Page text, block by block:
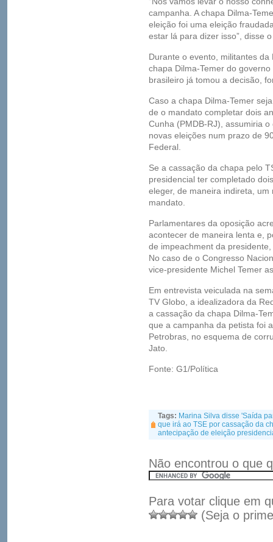
campanha. A chapa Dilma-
eleição foi uma eleição
estar lá para dizer isso”, disse
Durante o evento, militantes
chapa Dilma-Temer do
brasileiro já tomou a decisão,
Caso a chapa Dilma-Temer
de o mandato completar dois
Cunha (PMDB-RJ), assumiria
novas eleições num prazo de
Federal.
Se a cassação da chapa pelo
presidencial ter completado
eleger, de maneira indireta,
mandato.
Parlamentares da oposição
acontecer de maneira lenta e,
de impeachment da
No caso de o Congresso
vice-presidente Michel Temer
Em entrevista veiculada na
TV Globo, a idealizadora da
a cassação da chapa Dilma-
que a campanha da petista foi
Petrobras, no esquema de
Jato.
Fonte: G1/Política
Tags: Marina Silva disse 'Saída
que irá ao TSE por cassação da
antecipação de eleição
Não encontrou o que
Para votar clique em
(Seja o